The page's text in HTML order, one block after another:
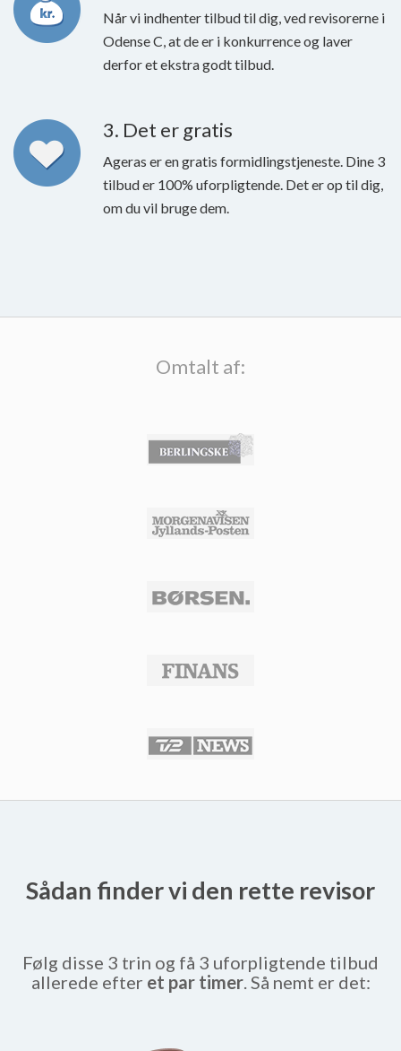
Når vi indhenter tilbud til dig, ved revisorerne i
Odense C, at de er i konkurrence og laver
derfor et ekstra godt tilbud.
3. Det er gratis
Ageras er en gratis formidlingstjeneste. Dine 3
tilbud er 100% uforpligtende. Det er op til dig,
om du vil bruge dem.
Omtalt af:
Sådan finder vi den rette revisor
Følg disse 3 trin og få 3 uforpligtende tilbud
allerede efter et par timer. Så nemt er det: